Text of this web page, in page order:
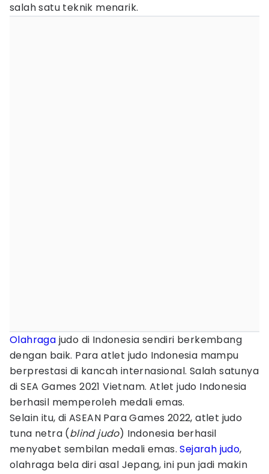
salah satu teknik menarik.
Olahraga judo di Indonesia sendiri berkembang
dengan baik. Para atlet judo Indonesia mampu
berprestasi di kancah internasional. Salah satunya
di SEA Games 2021 Vietnam. Atlet judo Indonesia
berhasil memperoleh medali emas.
Selain itu, di ASEAN Para Games 2022, atlet judo
tuna netra (blind judo) Indonesia berhasil
menyabet sembilan medali emas.Sejarah judo,
olahraga bela diri asal Jepang, ini pun jadi makin